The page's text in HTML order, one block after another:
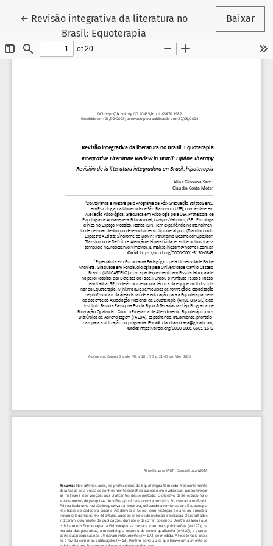
← Voltar aos Detalhes do Artigo
Revisão integrativa da literatura no
Brasil: Equoterapia
Baixar